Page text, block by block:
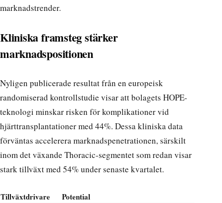
marknadstrender.
Kliniska framsteg stärker
marknadspositionen
Nyligen publicerade resultat från en europeisk
randomiserad kontrollstudie visar att bolagets HOPE-
teknologi minskar risken för komplikationer vid
hjärttransplantationer med 44%. Dessa kliniska data
förväntas accelerera marknadspenetrationen, särskilt
inom det växande Thoracic-segmentet som redan visar
stark tillväxt med 54% under senaste kvartalet.
Tillväxtdrivare Potential